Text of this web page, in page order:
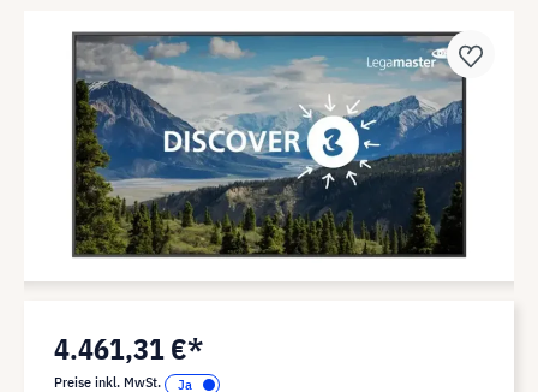
4.461,31 €*
Preise inkl. MwSt.